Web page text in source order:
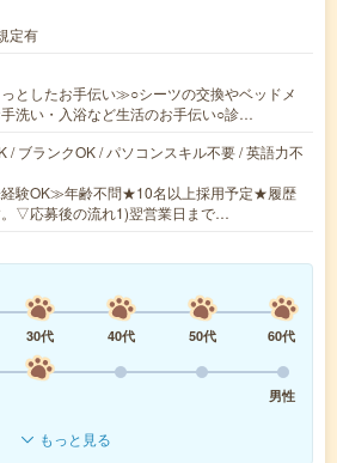
定有
としたお手伝い≫○シーツの交換やベッドメ
洗い・入浴など生活のお手伝い○診…
/ ブランクOK / パソコンスキル不要 / 英語力不
験OK≫年齢不問★10名以上採用予定★履歴
▽応募後の流れ1)翌営業日まで…
30代 40代 50代
60代
男性
もっと見る